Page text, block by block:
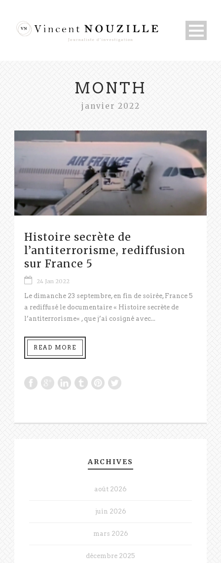
MONTH
janvier 2022
Histoire secrète de
l’antiterrorisme, rediffusion
sur France 5
24 Jan 2022
Le dimanche 23 septembre, en fin de soirée, France 5
a rediffusé le documentaire « Histoire secrète de
l’antiterrorisme« , que j’ai cosigné avec...
READ MORE
ARCHIVES
août 2026
juin 2026
mars 2026
décembre 2025